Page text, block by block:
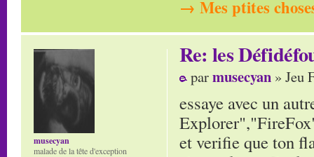
→ Mes ptites
Re: les
parmusecyan » Jeu
essaye avec un
et verifie que ton
musecyan
malade de la tête d'exception